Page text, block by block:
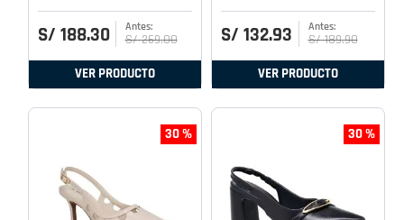
S/ 188.30 S/ 269.00
VER PRODUCTO
S/ 132.93 S/ 189.90
VER PRODUCTO
30 % 30 %